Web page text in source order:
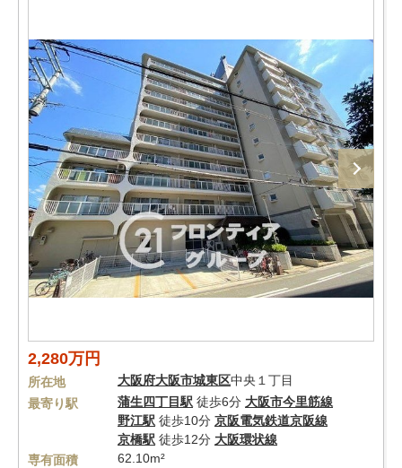
2,280万円
所在地 大阪府大阪市城東区中央１丁目
最寄り駅
蒲生四丁目駅 徒歩6分 大阪市今里筋線
野江駅 徒歩10分 京阪電気鉄道京阪線
京橋駅 徒歩12分 大阪環状線
専有面積
62.10m²